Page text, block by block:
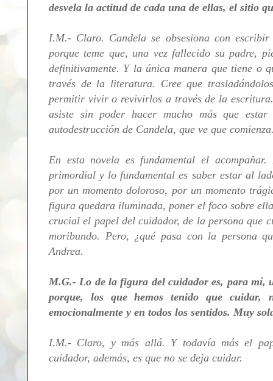
desvela la actitud de cada una de ellas, el sitio
I.M.- Claro. Candela se obsesiona con
porque teme que, una vez fallecido su padre,
definitivamente. Y la única manera que tiene o
través de la literatura. Cree que
permitir vivir o revivirlos a través de la
asiste sin poder hacer mucho más que
autodestrucción de Candela, que ve que
En esta novela es fundamental el
primordial y lo fundamental es saber estar al
por un momento doloroso, por un momento
figura quedara iluminada, poner el foco sobre
crucial el papel del cuidador, de la persona que
moribundo. Pero, ¿qué pasa con la persona
Andrea.
M.G.- Lo de la figura del cuidador es, para mí,
porque, los que hemos tenido que cuidar,
emocionalmente y en todos los sentidos. Muy
I.M.- Claro, y más allá. Y todavía más el
cuidador, además, es que no se deja cuidar.